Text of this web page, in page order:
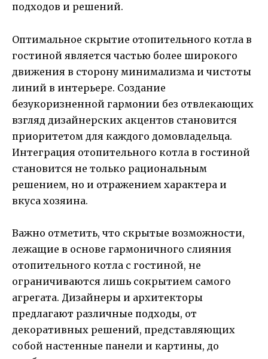
подходов и решений.
Оптимальное скрытие отопительного котла в
гостиной является частью более широкого
движения в сторону минимализма и чистоты
линий в интерьере. Создание
безукоризненной гармонии без отвлекающих
взгляд дизайнерских акцентов становится
приоритетом для каждого домовладельца.
Интеграция отопительного котла в гостиной
становится не только рациональным
решением, но и отражением характера и
вкуса хозяина.
Важно отметить, что скрытые возможности,
лежащие в основе гармоничного слияния
отопительного котла с гостиной, не
ограничиваются лишь сокрытием самого
агрегата. Дизайнеры и архитекторы
предлагают различные подходы, от
декоративных решений, представляющих
собой настенные панели и картины, до